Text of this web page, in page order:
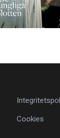
Cookies